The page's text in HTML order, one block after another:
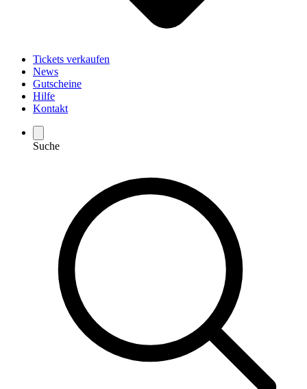
Tickets verkaufen
News
Gutscheine
Hilfe
Kontakt
Suche